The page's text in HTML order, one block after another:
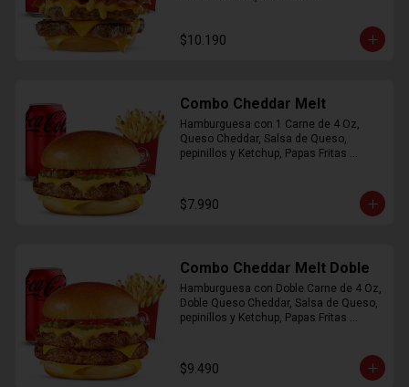
$10.190
Combo Cheddar Melt
Hamburguesa con 1 Carne de 4 Oz,
Queso Cheddar, Salsa de Queso,
pepinillos y Ketchup, Papas Fritas
$7.990
Combo Cheddar Melt Doble
Hamburguesa con Doble Carne de 4 Oz,
Doble Queso Cheddar, Salsa de Queso,
pepinillos y Ketchup, Papas Fritas
$9.490